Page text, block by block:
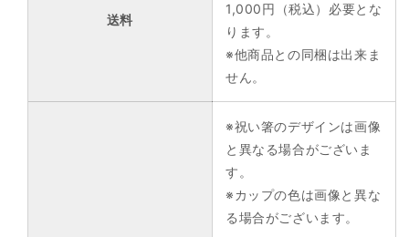
送料
1,000円（税込）必要とな
ります。
※他商品との同梱は出来ま
せん。
※祝い箸のデザインは画像
と異なる場合がございま
す。
※カップの色は画像と異な
る場合がございます。